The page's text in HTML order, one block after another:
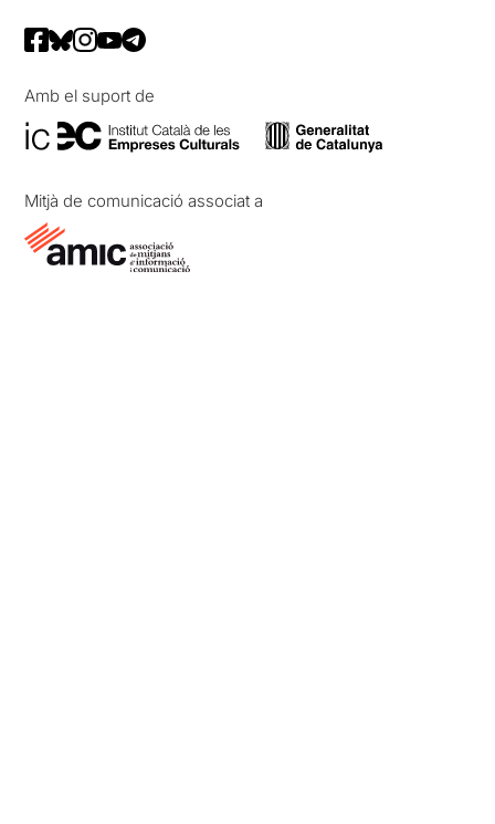
Amb el suport de
Mitjà de comunicació associat a